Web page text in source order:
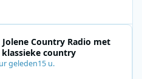
Country Radio met
country
geleden15 u.